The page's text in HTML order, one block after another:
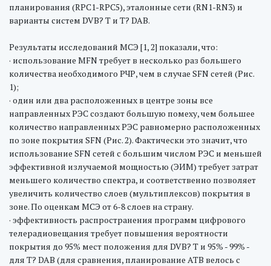
планирования (RPC1-RPC5), эталонные сети (RN1-RN3) и
варианты систем DVB? T и T? DAB.
Результаты исследований МСЭ [1, 2] показали, что:
· использование MFN требует в несколько раз большего
количества необходимого РЧР, чем в случае SFN сетей (Рис.
1);
· один или два расположенных в центре зоны все
направленных РЭС создают большую помеху, чем большее
количество направленных РЭС равномерно расположенных
по зоне покрытия SFN (Рис. 2). Фактически это значит, что
использование SFN сетей с большим числом РЭС и меньшей
эффективной излучаемой мощностью (ЭИМ) требует затрат
меньшего количество спектра, и соответственно позволяет
увеличить количество слоев (мультиплексов) покрытия в
зоне. По оценкам МСЭ от 6-8 слоев на страну.
· эффективность распространения программ цифрового
телерадиовещания требует повышения вероятности
покрытия до 95% мест положения для DVB? T и 95% - 99% -
для T? DAB (для сравнения, планирование АТВ велось с